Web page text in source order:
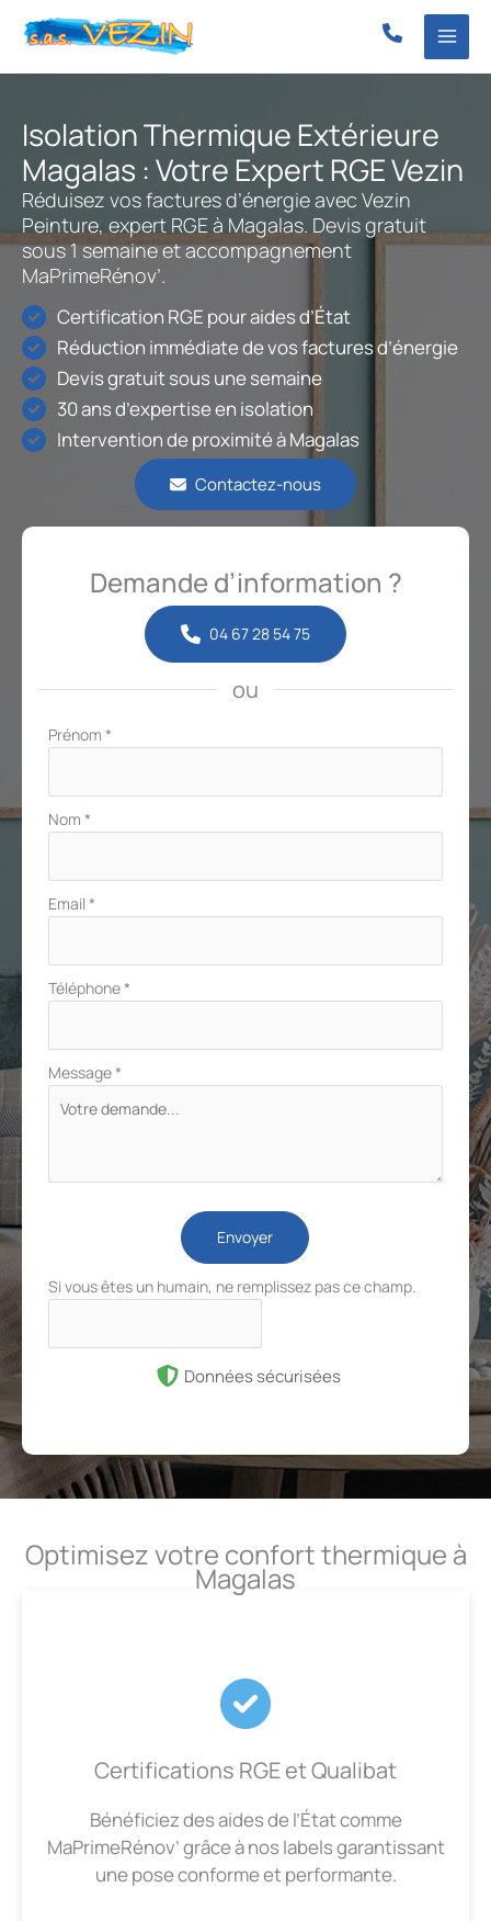
Isolation Thermique Extérieure
Magalas : Votre Expert RGE Vezin
Réduisez vos factures d’énergie avec Vezin
Peinture, expert RGE à Magalas. Devis gratuit
sous 1 semaine et accompagnement
MaPrimeRénov’.
Certification RGE pour aides d’État
Réduction immédiate de vos factures d’énergie
Devis gratuit sous une semaine
30 ans d’expertise en isolation
Intervention de proximité à Magalas
Contactez-nous
Demande d’information ?
04 67 28 54 75
ou
Formulaire
Prénom *
Nom *
Email *
Téléphone*
Message*
Envoyer
Si vous êtes un humain, ne remplissez pas ce champ.
Données sécurisées
Optimisez votre confort thermique à
Magalas
Certifications RGE et Qualibat
Bénéficiez des aides de l’État comme
MaPrimeRénov’ grâce à nos labels garantissant
une pose conforme et performante.